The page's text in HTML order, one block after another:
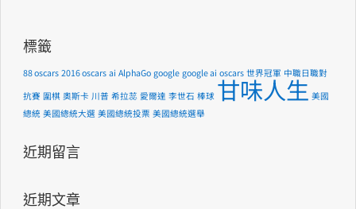
標籤
88 oscars 2016 oscars ai AlphaGo google google ai oscars 世界冠軍 中職日職對
抗賽 圍棋 奧斯卡 川普 希拉蕊 愛爾達 李世石 棒球 甘味人生 美國
總統 美國總統大選 美國總統投票 美國總統選舉
近期留言
近期文章